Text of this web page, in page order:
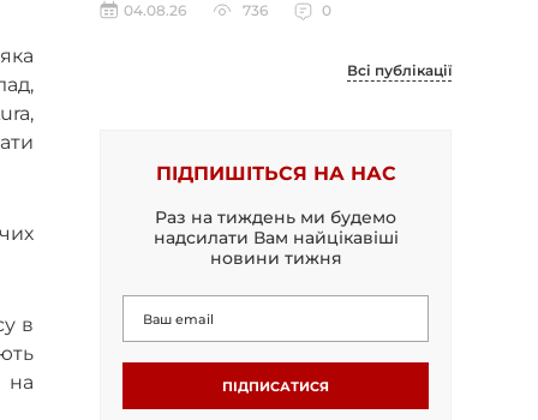
в
на
04.08.26
736 0
Всі публікації
ПІДПИШІТЬСЯ НА НАС
Раз на тиждень ми будемо
надсилати Вам найцікавіші
новини тижня
ПІДПИСАТИСЯ